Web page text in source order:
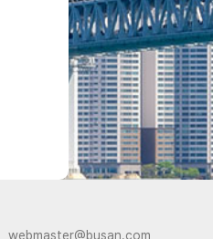
webmaster@busan.com